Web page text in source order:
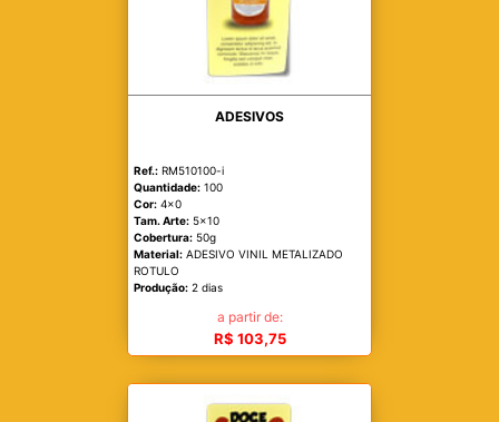
ADESIVOS
Ref.: RM510100-i
Quantidade: 100
Cor: 4x0
Tam. Arte: 5x10
Cobertura: 50g
Material: ADESIVO VINIL METALIZADO
ROTULO
Produção: 2 dias
a partir de:
R$ 103,75